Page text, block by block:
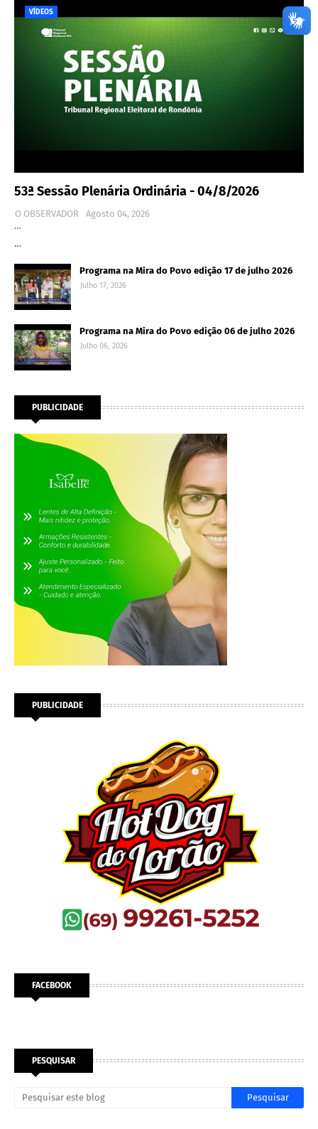
VÍDEOS
53ª Sessão Plenária Ordinária - 04/8/2026
O OBSERVADOR
Agosto 04, 2026
…
…
Programa na Mira do Povo edição 17 de julho 2026
Julho 17, 2026
Programa na Mira do Povo edição 06 de julho 2026
Julho 06, 2026
PUBLICIDADE
PUBLICIDADE
FACEBOOK
PESQUISAR